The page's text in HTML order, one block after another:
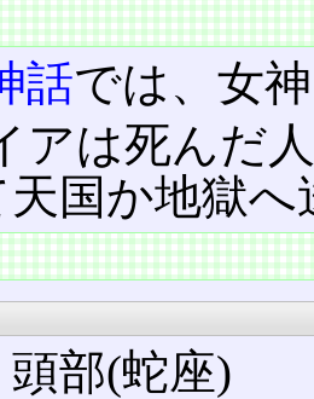
話では、女
アは死んだ
天国か地獄
部(蛇座)